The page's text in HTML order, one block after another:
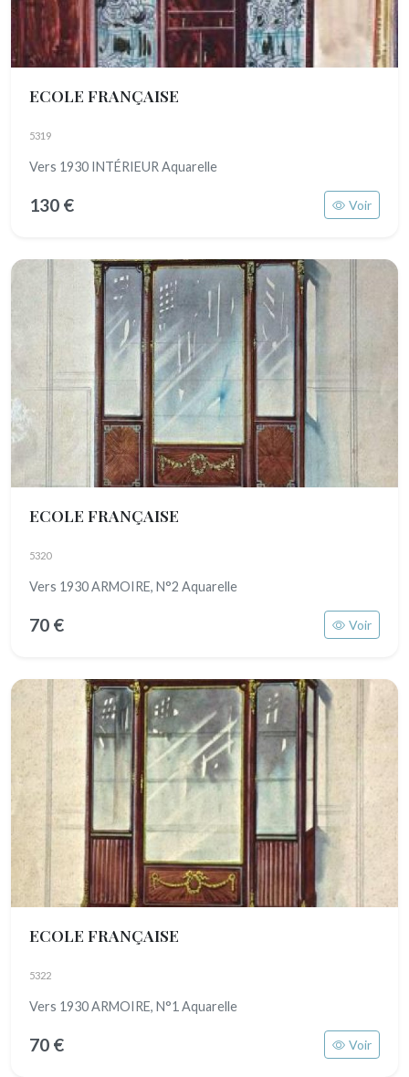
ECOLE FRANÇAISE
5319
Vers 1930 INTÉRIEUR Aquarelle
130 € Voir
ECOLE FRANÇAISE
5320
Vers 1930 ARMOIRE, N°2 Aquarelle
70 € Voir
ECOLE FRANÇAISE
5322
Vers 1930 ARMOIRE, N°1 Aquarelle
70 € Voir